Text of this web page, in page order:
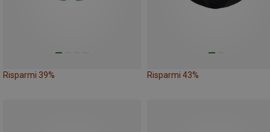
Risparmi 39% Risparmi 43%